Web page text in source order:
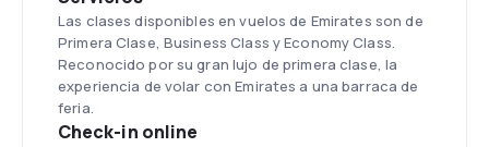
Las clases disponibles en vuelos de Emirates son de
Primera Clase, Business Class y Economy Class.
Reconocido por su gran lujo de primera clase, la
experiencia de volar con Emirates a una barraca de
feria.
Check-in online